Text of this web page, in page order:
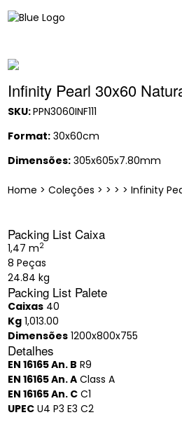
para
Infinity Pearl 30x60
SKU:PPN3060INF111
Format:30x60cm
Dimensões:305x605x7.80mm
Home > Coleções > > > > Infinity
Packing List Caixa
1,47 m2
8 Peças
24.84 kg
Packing List Palete
Caixas40
Kg1,013.00
Dimensões1200x800x755
Detalhes
EN 16165 An. B R9
EN 16165 An. AClass A
EN 16165 An. CC1
UPECU4 P3 E3 C2